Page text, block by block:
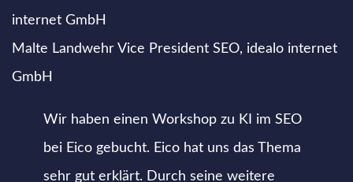
Malte Landwehr Vice President SEO, idealo internet
GmbH
Wir haben einen Workshop zu KI im SEO
bei Eico gebucht. Eico hat uns das Thema
sehr gut erklärt. Durch seine weitere